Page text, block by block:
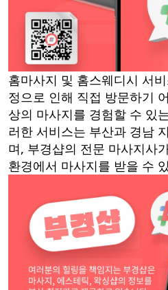
홈마사지 및 홈스웨디시 서
정으로 인해 직접 방문하기
상의 마사지를 경험할 수 있
러한 서비스는 부산과 경남
며, 부경샵의 전문 마사지사
환경에서 마사지를 받을 수